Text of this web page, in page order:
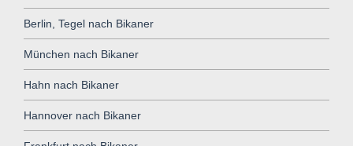
Berlin, Tegel nach Bikaner
München nach Bikaner
Hahn nach Bikaner
Hannover nach Bikaner